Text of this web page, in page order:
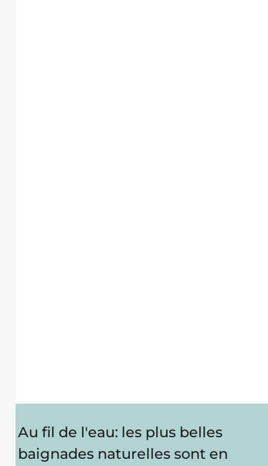
Au fil de l'eau: les plus belles
baignades naturelles sont en